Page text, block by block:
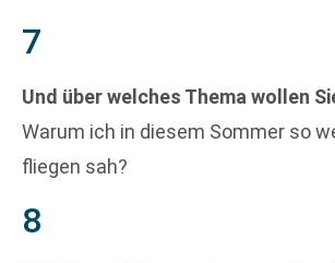
7
Und über welches Thema wollen
Warum ich in diesem Sommer so
fliegen sah?
8